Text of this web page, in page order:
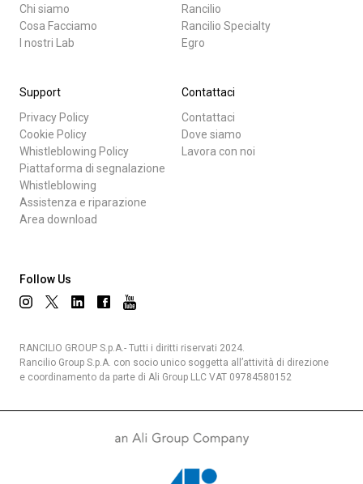
Chi siamo
Cosa Facciamo
I nostri Lab
Rancilio
Rancilio Specialty
Egro
Support
Privacy Policy
Cookie Policy
Whistleblowing Policy
Piattaforma di segnalazione
Whistleblowing
Assistenza e riparazione
Area download
Contattaci
Contattaci
Dove siamo
Lavora con noi
Follow Us
RANCILIO GROUP S.p.A.- Tutti i diritti riservati 2024.
Rancilio Group S.p.A. con socio unico soggetta all’attività di direzione
e coordinamento da parte di Ali Group LLC VAT 09784580152